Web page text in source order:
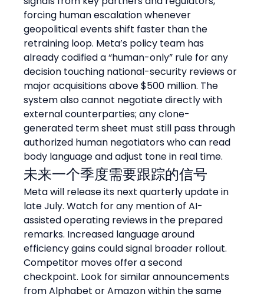
forcing human escalation whenever
geopolitical events shift faster than the
retraining loop. Meta’s policy team has
already codified a “human-only” rule for any
decision touching national-security reviews or
major acquisitions above $500 million. The
system also cannot negotiate directly with
external counterparties; any clone-
generated term sheet must still pass through
authorized human negotiators who can read
body language and adjust tone in real time.
未来一个季度需要跟踪的信号
Meta will release its next quarterly update in
late July. Watch for any mention of AI-
assisted operating reviews in the prepared
remarks. Increased language around
efficiency gains could signal broader rollout.
Competitor moves offer a second
checkpoint. Look for similar announcements
from Alphabet or Amazon within the same